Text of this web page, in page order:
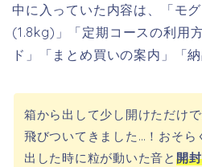
中に入っていた内容は、「モ
(1.8kg)」「定期コースの利用
ド」「まとめ買いの案内」「
箱から出して少し開けただけ
飛びついてきました…！おそら
出した時に粒が動いた音と 開